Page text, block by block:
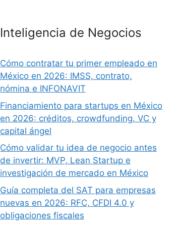
Siguiente
Inteligencia de Negocios
Cómo contratar tu primer empleado en
México en 2026: IMSS, contrato,
nómina e INFONAVIT
Financiamiento para startups en México
en 2026: créditos, crowdfunding, VC y
capital ángel
Cómo validar tu idea de negocio antes
de invertir: MVP, Lean Startup e
investigación de mercado en México
Guía completa del SAT para empresas
nuevas en 2026: RFC, CFDI 4.0 y
obligaciones fiscales